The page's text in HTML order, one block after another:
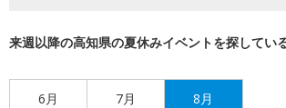
来週以降の高知県の夏休みイベントを探してい
6月 7月 8月